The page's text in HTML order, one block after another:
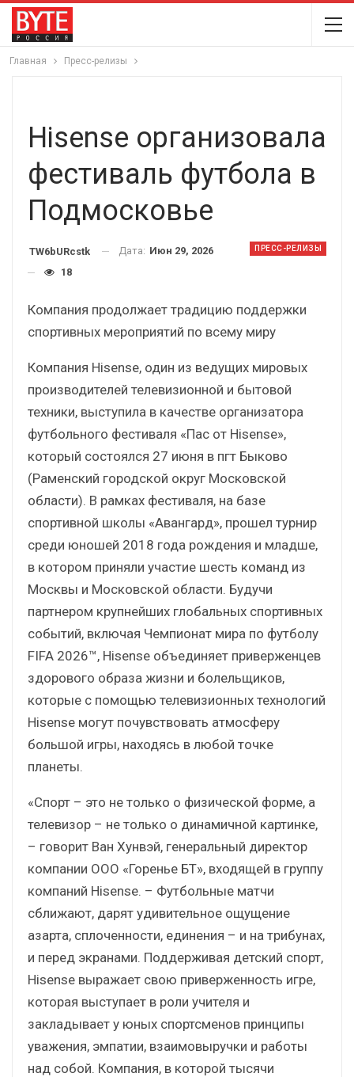
Главная Пресс-релизы
Hisense организовала
фестиваль футбола в
Подмосковье
ПРЕСС-РЕЛИЗЫ
TW6bURcstk Дата: Июн 29, 2026
18
Компания продолжает традицию поддержки
спортивных мероприятий по всему миру
Компания Hisense, один из ведущих мировых
производителей телевизионной и бытовой
техники, выступила в качестве организатора
футбольного фестиваля «Пас от Hisense»,
который состоялся 27 июня в пгт Быково
(Раменский городской округ Московской
области). В рамках фестиваля, на базе
спортивной школы «Авангард», прошел турнир
среди юношей 2018 года рождения и младше,
в котором приняли участие шесть команд из
Москвы и Московской области. Будучи
партнером крупнейших глобальных спортивных
событий, включая Чемпионат мира по футболу
FIFA 2026™, Hisense объединяет приверженцев
здорового образа жизни и болельщиков,
которые с помощью телевизионных технологий
Hisense могут почувствовать атмосферу
большой игры, находясь в любой точке
планеты.
«Спорт – это не только о физической форме, а
телевизор – не только о динамичной картинке,
– говорит Ван Хунвэй, генеральный директор
компании ООО «Горенье БТ», входящей в группу
компаний Hisense. – Футбольные матчи
сближают, дарят удивительное ощущение
азарта, сплоченности, единения – и на трибунах,
и перед экранами. Поддерживая детский спорт,
Hisense выражает свою приверженность игре,
которая выступает в роли учителя и
закладывает у юных спортсменов принципы
уважения, эмпатии, взаимовыручки и работы
над собой. Компания, в которой тысячи